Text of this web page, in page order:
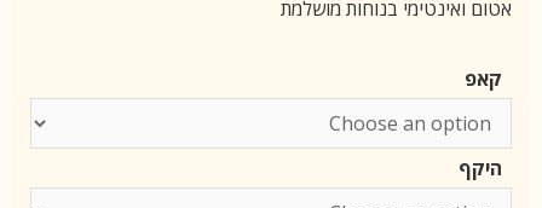
אטום ואינטימי בנוחות מושלמת
קאפ
היקף